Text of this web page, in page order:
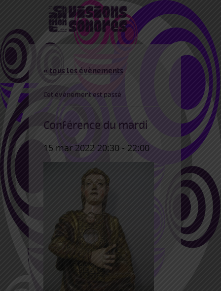
« tous les évènements
Cet évènement est passé
Conférence du mardi
15 mar 2022 20:30 - 22:00